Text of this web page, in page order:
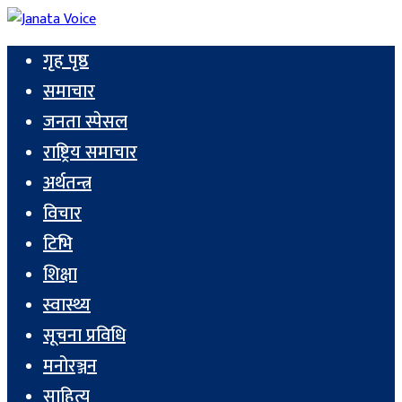
गृह पृष्ठ
समाचार
जनता स्पेसल
राष्ट्रिय समाचार
अर्थतन्त्र
विचार
टिभि
शिक्षा
स्वास्थ्य
सूचना प्रविधि
मनोरञ्जन